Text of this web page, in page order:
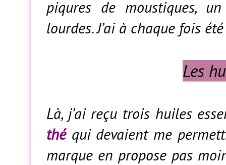
piqures de moustiques,
lourdes. J’ai à chaque fois
Les
Là, j’ai reçu trois huiles
théqui devaient me
marque en propose pas